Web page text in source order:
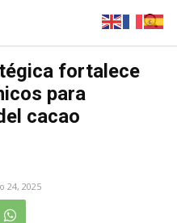
fortalece
para
cacao
24, 2025